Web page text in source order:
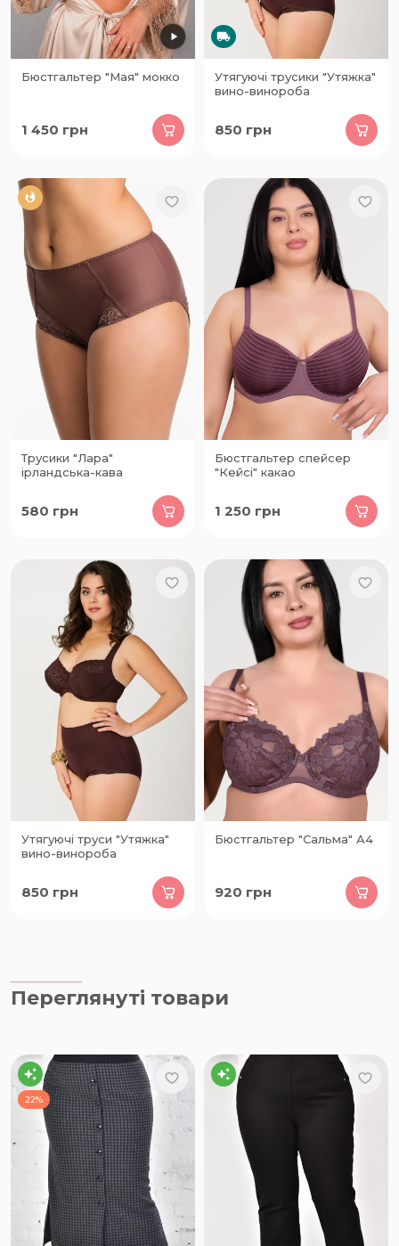
Бюстгальтер "Мая" мокко
1 450 грн
Утягуючі трусики "Утяжка"
вино-винороба
850 грн
Трусики "Лара"
ірландська-кава
580 грн
Бюстгальтер спейсер
"Кейсі" какао
1 250 грн
Утягуючі труси "Утяжка"
вино-винороба
850 грн
Бюстгальтер "Сальма" А4
920 грн
Переглянуті товари
22%